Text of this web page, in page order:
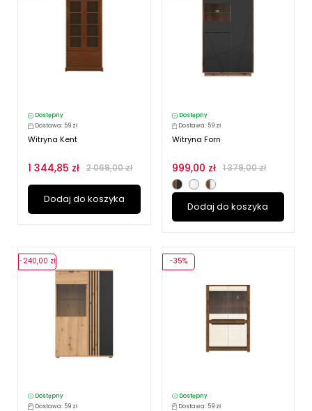
Dostępny
Dostawa: 59 zł
Witryna Kent
1 344,85 zł 2 069,00 zł
Dodaj do koszyka
Dostępny
Dostawa: 59 zł
Witryna Forn
999,00 zł 1 379,00 zł
Dodaj do koszyka
Dostępny
Dostawa: 59 zł
-240,00 zł
Dostępny
Dostawa: 59 zł
-35%